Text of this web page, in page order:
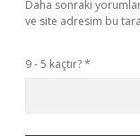
Daha sonraki
ve site adresim bu
9 - 5 kaçtır?*